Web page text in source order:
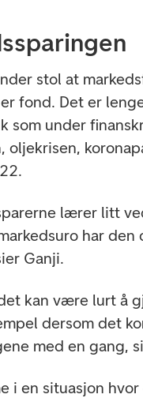
stol at
fond. Det er
som under
oljekrisen,
lærer litt
har den
Ganji.
kan være lurt å
dersom det
med en gang,
i en situasjon